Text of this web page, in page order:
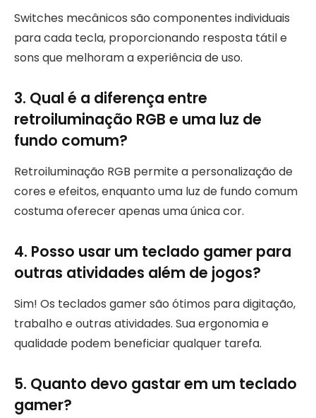
Switches mecânicos são componentes individuais
para cada tecla, proporcionando resposta tátil e
sons que melhoram a experiência de uso.
3. Qual é a diferença entre
retroiluminação RGB e uma luz de
fundo comum?
Retroiluminação RGB permite a personalização de
cores e efeitos, enquanto uma luz de fundo comum
costuma oferecer apenas uma única cor.
4. Posso usar um teclado gamer para
outras atividades além de jogos?
Sim! Os teclados gamer são ótimos para digitação,
trabalho e outras atividades. Sua ergonomia e
qualidade podem beneficiar qualquer tarefa.
5. Quanto devo gastar em um teclado
gamer?